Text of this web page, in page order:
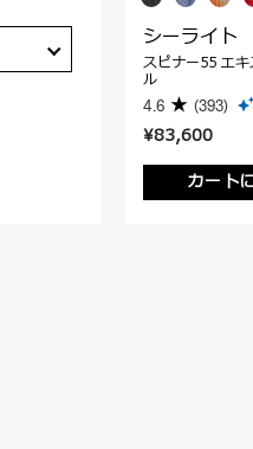
¥83,600
カート
シーライト
スピナー55 エ
ル
4.6 (393)